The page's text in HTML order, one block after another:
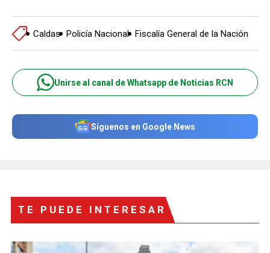
Caldas Policía Nacional Fiscalía General de la Nación
Unirse al canal de Whatsapp de Noticias RCN
Síguenos en Google News
TE PUEDE INTERESAR